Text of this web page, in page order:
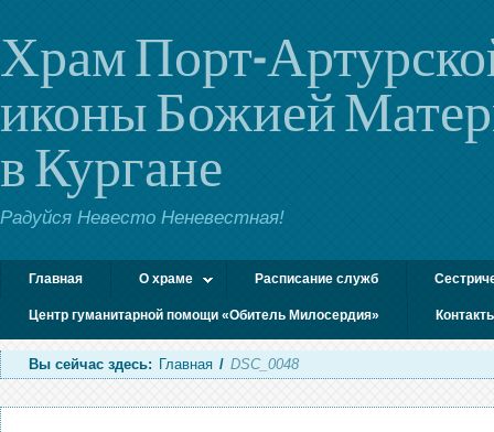
Храм Порт-
иконы Божией
в Кургане
Радуйся Невесто Неневестная!
Главная О храме Расписание служб
Центр гуманитарной помощи «Обитель Милосердия»
Вы сейчас здесь: Главная / DSC_0048